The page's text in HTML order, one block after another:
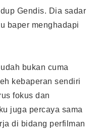
Gendis. Dia sadar
baper menghadapi
bukan cuma
kebaperan sendiri
fokus dan
juga percaya sama
di bidang perfilman